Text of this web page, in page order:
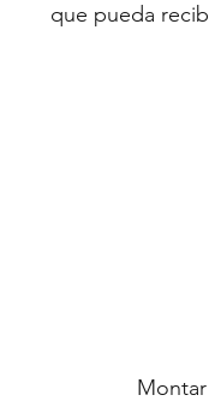
que pueda